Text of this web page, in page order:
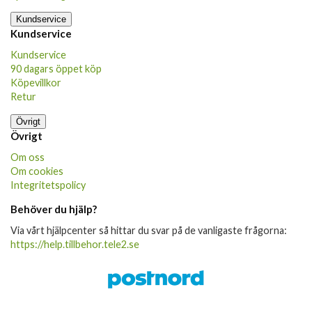
Kundservice
Kundservice
Kundservice
90 dagars öppet köp
Köpevillkor
Retur
Övrigt
Övrigt
Om oss
Om cookies
Integritetspolicy
Behöver du hjälp?
Via vårt hjälpcenter så hittar du svar på de vanligaste frågorna:
https://help.tillbehor.tele2.se